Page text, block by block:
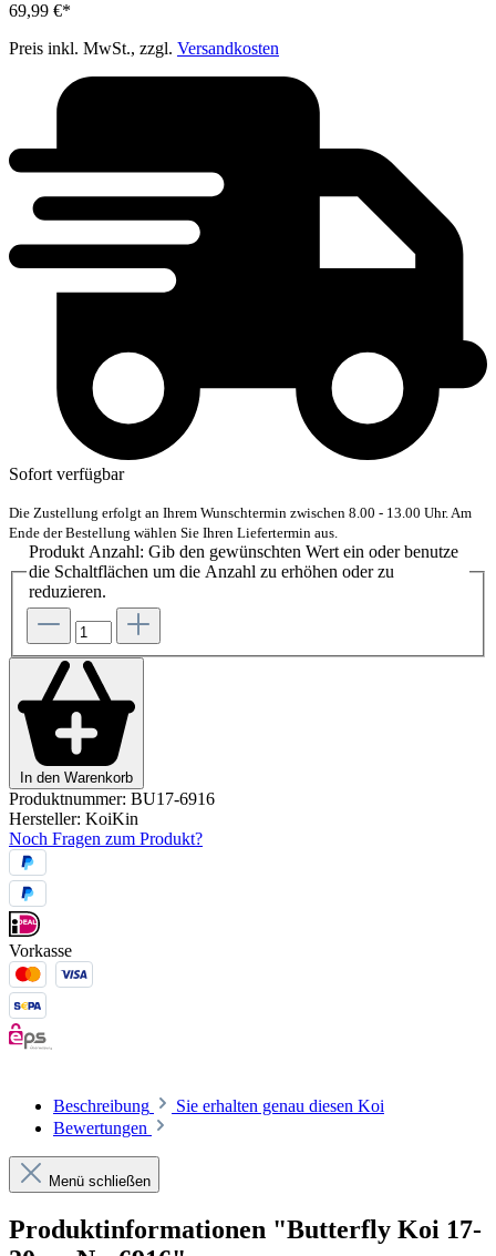
69,99 €*
Preis inkl. MwSt., zzgl. Versandkosten
Sofort verfügbar
Die Zustellung erfolgt an Ihrem Wunschtermin zwischen 8.00 - 13.00 Uhr. Am
Ende der Bestellung wählen Sie Ihren Liefertermin aus.
Produkt Anzahl: Gib den gewünschten Wert ein oder benutze
die Schaltflächen um die Anzahl zu erhöhen oder zu
reduzieren.
In den Warenkorb
Produktnummer: BU17-6916
Hersteller: KoiKin
Noch Fragen zum Produkt?
Vorkasse
Beschreibung
Sie erhalten genau diesen Koi
Bewertungen
Menü schließen
Produktinformationen "Butterfly Koi 17-